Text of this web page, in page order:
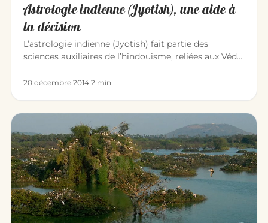
Astrologie indienne (Jyotish), une aide à
la décision
L’astrologie indienne (Jyotish) fait partie des
sciences auxiliaires de l’hindouisme, reliées aux Véda.
20 décembre 2014·2 min